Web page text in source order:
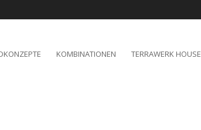
KOMBINATIONEN TERRAWERK HOUSE